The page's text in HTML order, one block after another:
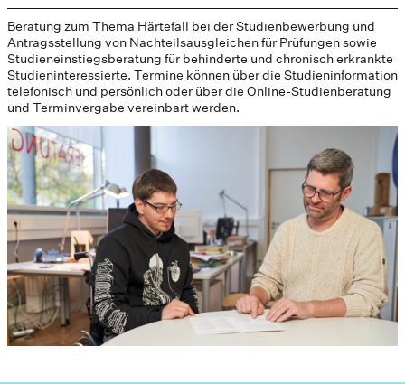
Beratung zum Thema Härtefall bei der Studienbewerbung und
Antragsstellung von Nachteilsausgleichen für Prüfungen sowie
Studieneinstiegsberatung für behinderte und chronisch erkrankte
Studieninteressierte. Termine können über die Studieninformation
telefonisch und persönlich oder über die Online-Studienberatung
und Terminvergabe vereinbart werden.